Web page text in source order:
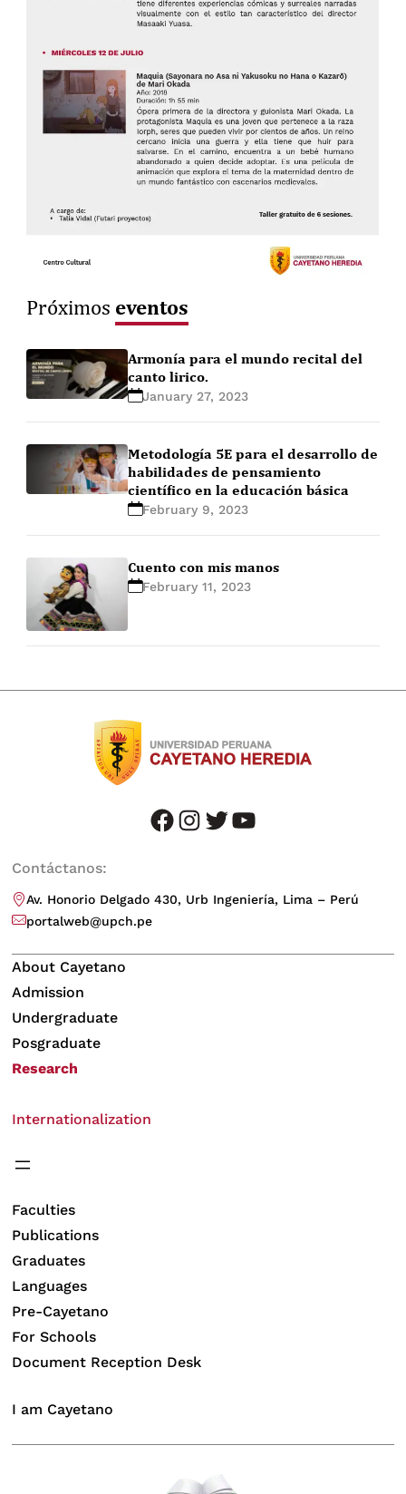
Próximos eventos
Armonía para el mundo recital del
canto lirico.
January 27, 2023
Metodología 5E para el desarrollo de
habilidades de pensamiento
científico en la educación básica
February 9, 2023
Cuento con mis manos
February 11, 2023
facebook instagram twitter youtube
Contáctanos:
Av. Honorio Delgado 430, Urb Ingeniería, Lima – Perú
portalweb@upch.pe
About Cayetano
Admission
Undergraduate
Posgraduate
Research
Internationalization
Faculties
Publications
Graduates
Languages
Pre-Cayetano
For Schools
Document Reception Desk
I am Cayetano